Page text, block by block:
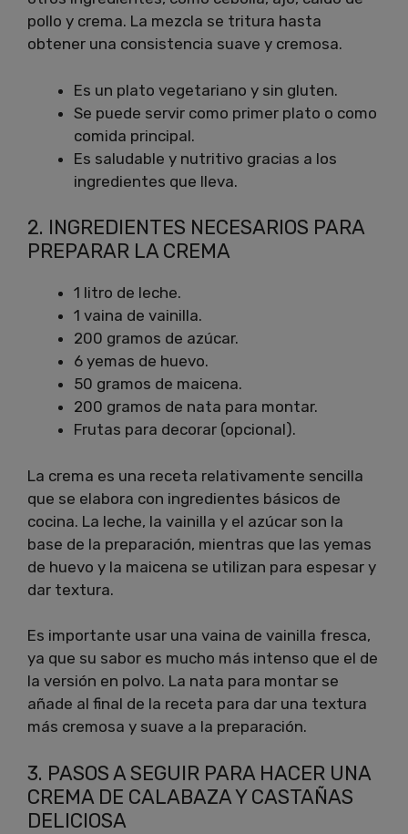
pollo y crema. La mezcla se tritura hasta
obtener una consistencia suave y cremosa.
Es un plato vegetariano y sin gluten.
Se puede servir como primer plato o como
comida principal.
Es saludable y nutritivo gracias a los
ingredientes que lleva.
2. INGREDIENTES NECESARIOS PARA
PREPARAR LA CREMA
1 litro de leche.
1 vaina de vainilla.
200 gramos de azúcar.
6 yemas de huevo.
50 gramos de maicena.
200 gramos de nata para montar.
Frutas para decorar (opcional).
La crema es una receta relativamente sencilla
que se elabora con ingredientes básicos de
cocina. La leche, la vainilla y el azúcar son la
base de la preparación, mientras que las yemas
de huevo y la maicena se utilizan para espesar y
dar textura.
Es importante usar una vaina de vainilla fresca,
ya que su sabor es mucho más intenso que el de
la versión en polvo. La nata para montar se
añade al final de la receta para dar una textura
más cremosa y suave a la preparación.
3. PASOS A SEGUIR PARA HACER UNA
CREMA DE CALABAZA Y CASTAÑAS
DELICIOSA